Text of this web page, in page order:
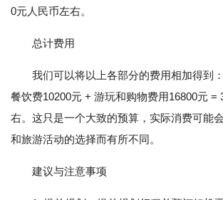
0元人民币左右。
总计费用
我们可以将以上各部分的费用相加得到
餐饮费10200元 + 游玩和购物费用16800元 =
右。这只是一个大致的预算，实际消费可能
和旅游活动的选择而有所不同。
建议与注意事项